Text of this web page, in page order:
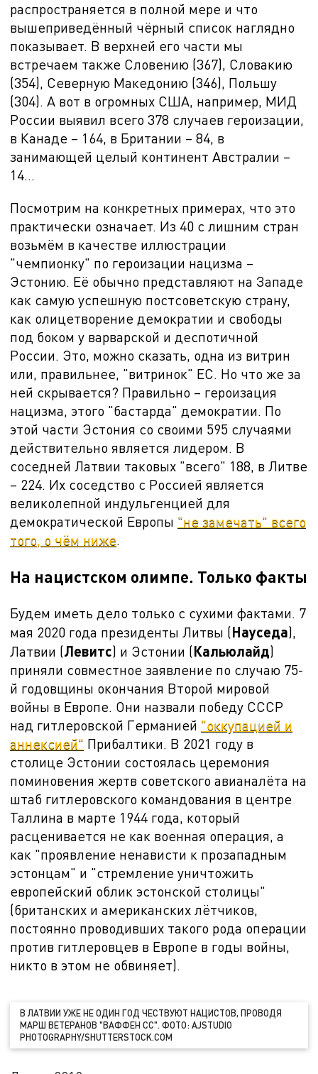
распространяется в полной мере и что
вышеприведённый чёрный список наглядно
показывает. В верхней его части мы
встречаем также Словению (367), Словакию
(354), Северную Македонию (346), Польшу
(304). А вот в огромных США, например, МИД
России выявил всего 378 случаев героизации,
в Канаде – 164, в Британии – 84, в
занимающей целый континент Австралии –
14…
Посмотрим на конкретных примерах, что это
практически означает. Из 40 с лишним стран
возьмём в качестве иллюстрации
"чемпионку" по героизации нацизма –
Эстонию. Её обычно представляют на Западе
как самую успешную постсоветскую страну,
как олицетворение демократии и свободы
под боком у варварской и деспотичной
России. Это, можно сказать, одна из витрин
или, правильнее, "витринок" ЕС. Но что же за
ней скрывается? Правильно – героизация
нацизма, этого "бастарда" демократии. По
этой части Эстония со своими 595 случаями
действительно является лидером. В
соседней Латвии таковых "всего" 188, в Литве
– 224. Их соседство с Россией является
великолепной индульгенцией для
демократической Европы "не замечать" всего
того, о чём ниже.
На нацистском олимпе. Только факты
Будем иметь дело только с сухими фактами. 7
мая 2020 года президенты Литвы (Науседа),
Латвии (Левитс) и Эстонии (Кальюлайд)
приняли совместное заявление по случаю 75-
й годовщины окончания Второй мировой
войны в Европе. Они назвали победу СССР
над гитлеровской Германией "оккупацией и
аннексией" Прибалтики. В 2021 году в
столице Эстонии состоялась церемония
поминовения жертв советского авианалёта на
штаб гитлеровского командования в центре
Таллина в марте 1944 года, который
расценивается не как военная операция, а
как "проявление ненависти к прозападным
эстонцам" и "стремление уничтожить
европейский облик эстонской столицы"
(британских и американских лётчиков,
постоянно проводивших такого рода операции
против гитлеровцев в Европе в годы войны,
никто в этом не обвиняет).
В ЛАТВИИ УЖЕ НЕ ОДИН ГОД ЧЕСТВУЮТ НАЦИСТОВ, ПРОВОДЯ
МАРШ ВЕТЕРАНОВ "ВАФФЕН СС". ФОТО: AJSTUDIO
PHOTOGRAPHY/SHUTTERSTOCK.COM